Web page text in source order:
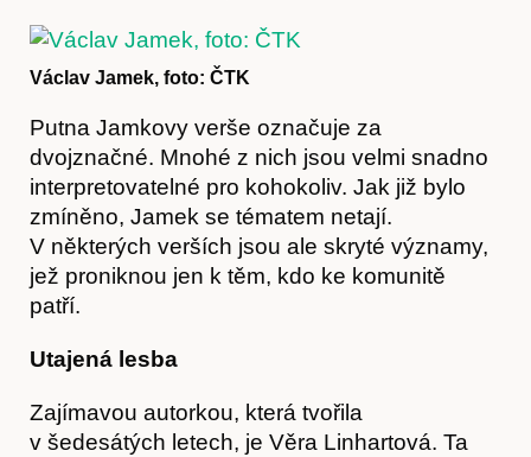
Kontakt
Václav Jamek, foto: ČTK
Putna Jamkovy verše označuje za
dvojznačné. Mnohé z nich jsou velmi snadno
interpretovatelné pro kohokoliv. Jak již bylo
zmíněno, Jamek se tématem netají.
V některých verších jsou ale skryté významy,
jež proniknou jen k těm, kdo ke komunitě
patří.
Utajená lesba
Zajímavou autorkou, která tvořila
v šedesátých letech, je Věra Linhartová. Ta